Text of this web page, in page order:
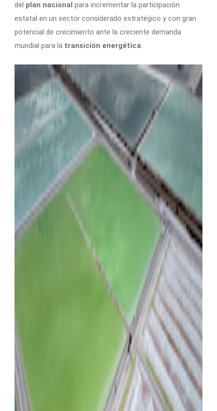
del plan nacional para incrementar la participación
estatal en un sector considerado estratégico y con gran
potencial de crecimiento ante la creciente demanda
mundial para la transición energética.